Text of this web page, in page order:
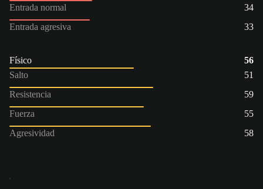
Entrada normal
34
Entrada agresiva
33
Físico
56
Salto
51
Resistencia
59
Fuerza
55
Agresividad
58